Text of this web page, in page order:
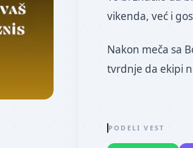
vikenda, već i
Nakon meča sa
tvrdnje da ekipi
PODELI VEST